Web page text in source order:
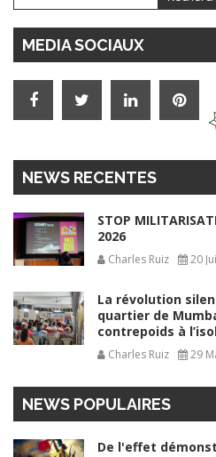
MEDIA SOCIAUX
NEWS RECENTES
STOP
2026
Charles Ruiz 20
La révolution
quartier de
contrepoids à
Charles Ruiz 29
NEWS POPULAIRES
De l'effet